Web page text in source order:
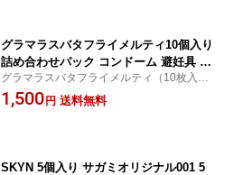
グラマラスバタフライメルティ10個入り
詰め合わせパック コンドーム 避妊具 ス
キン バラ アソート ランダム 詰め合わ
せ 福袋 おまけ お楽しみ 安心梱包 国内
グラマラスバタフライメルティ（10枚入
り）1箱とアソートコンドーム24枚、合計3
4枚の詰め合わせパック
1,500 円 送料無料
SKYN 5個入り サガミオリジナル001 5